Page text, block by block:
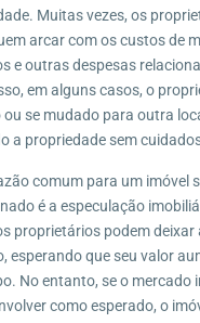
Muitas vezes, os
arcar com os custos de
e outras despesas
em alguns casos, o
ou se mudado para outra
a propriedade sem
comum para um imóvel
é a especulação
proprietários podem deixar
esperando que seu valor
No entanto, se o mercado
como esperado, o